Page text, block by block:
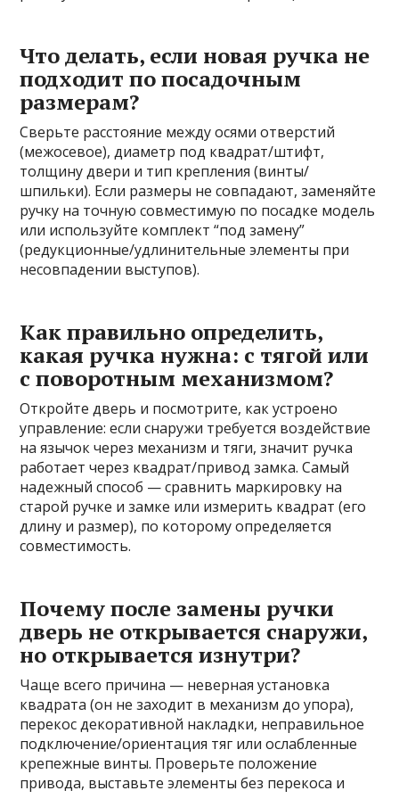
Что делать, если новая ручка не
подходит по посадочным
размерам?
Сверьте расстояние между осями отверстий
(межосевое), диаметр под квадрат/штифт,
толщину двери и тип крепления (винты/
шпильки). Если размеры не совпадают, заменяйте
ручку на точную совместимую по посадке модель
или используйте комплект “под замену”
(редукционные/удлинительные элементы при
несовпадении выступов).
Как правильно определить,
какая ручка нужна: с тягой или
с поворотным механизмом?
Откройте дверь и посмотрите, как устроено
управление: если снаружи требуется воздействие
на язычок через механизм и тяги, значит ручка
работает через квадрат/привод замка. Самый
надежный способ — сравнить маркировку на
старой ручке и замке или измерить квадрат (его
длину и размер), по которому определяется
совместимость.
Почему после замены ручки
дверь не открывается снаружи,
но открывается изнутри?
Чаще всего причина — неверная установка
квадрата (он не заходит в механизм до упора),
перекос декоративной накладки, неправильное
подключение/ориентация тяг или ослабленные
крепежные винты. Проверьте положение
привода, выставьте элементы без перекоса и